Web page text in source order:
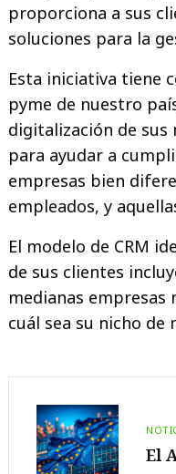
proporciona a sus
soluciones para la
Esta iniciativa tiene
pyme de nuestro
digitalización de sus
para ayudar a
empresas bien
empleados, y
El modelo de CRM
de sus clientes
medianas
cuál sea su nicho de
El